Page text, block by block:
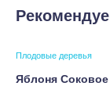
Плодовые деревья
Яблоня Соковое